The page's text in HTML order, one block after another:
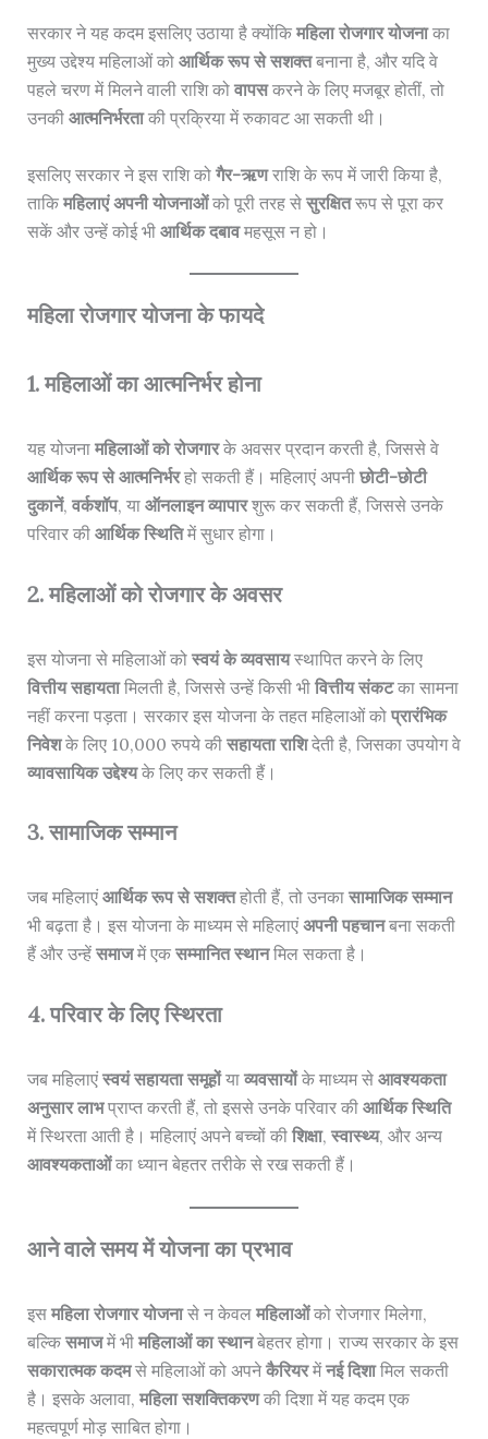
सरकार ने यह कदम इसलिए उठाया है क्योंकि महिला रोजगार योजनाका
मुख्य उद्देश्य महिलाओं को आर्थिक रूप से सशक्तबनाना है, और यदि वे
पहले चरण में मिलने वाली राशि को वापसकरने के लिए मजबूर होतीं, तो
उनकी आत्मनिर्भरताकी प्रक्रिया में रुकावट आ सकती थी।
इसलिए सरकार ने इस राशि को गैर-ऋणराशि के रूप में जारी किया है,
ताकि महिलाएं अपनी योजनाओंको पूरी तरह से सुरक्षितरूप से पूरा कर
सकें और उन्हें कोई भी आर्थिक दबावमहसूस न हो।
महिला रोजगार योजना के फायदे
1. महिलाओं का आत्मनिर्भर होना
यह योजना महिलाओं को रोजगारके अवसर प्रदान करती है, जिससे वे
आर्थिक रूप से आत्मनिर्भरहो सकती हैं। महिलाएं अपनी छोटी-छोटी
दुकानें, वर्कशॉप, या ऑनलाइन व्यापारशुरू कर सकती हैं, जिससे उनके
परिवार की आर्थिक स्थितिमें सुधार होगा।
2. महिलाओं को रोजगार के अवसर
इस योजना से महिलाओं को स्वयं के व्यवसायस्थापित करने के लिए
वित्तीय सहायतामिलती है, जिससे उन्हें किसी भी वित्तीय संकटका सामना
नहीं करना पड़ता। सरकार इस योजना के तहत महिलाओं को प्रारंभिक
निवेशके लिए 10,000 रुपये की सहायता राशिदेती है, जिसका उपयोग वे
व्यावसायिक उद्देश्यके लिए कर सकती हैं।
3. सामाजिक सम्मान
जब महिलाएंआर्थिक रूप से सशक्तहोती हैं, तो उनका सामाजिक सम्मान
भी बढ़ता है। इस योजना के माध्यम से महिलाएंअपनी पहचानबना सकती
हैं और उन्हें समाजमें एक सम्मानित स्थानमिल सकता है।
4. परिवार के लिए स्थिरता
जब महिलाएंस्वयं सहायता समूहोंया व्यवसायोंके माध्यम से आवश्यकता
अनुसार लाभप्राप्त करती हैं, तो इससे उनके परिवार की आर्थिक स्थिति
में स्थिरता आती है। महिलाएं अपने बच्चों की शिक्षा, स्वास्थ्य, और अन्य
आवश्यकताओंका ध्यान बेहतर तरीके से रख सकती हैं।
आने वाले समय में योजना का प्रभाव
इस महिला रोजगार योजनासे न केवल महिलाओंको रोजगार मिलेगा,
बल्कि समाजमें भी महिलाओं का स्थानबेहतर होगा। राज्य सरकार के इस
सकारात्मक कदमसे महिलाओं को अपनेकैरियरमेंनई दिशामिल सकती
है। इसके अलावा, महिला सशक्तिकरणकी दिशा में यह कदम एक
महत्वपूर्ण मोड़ साबित होगा।